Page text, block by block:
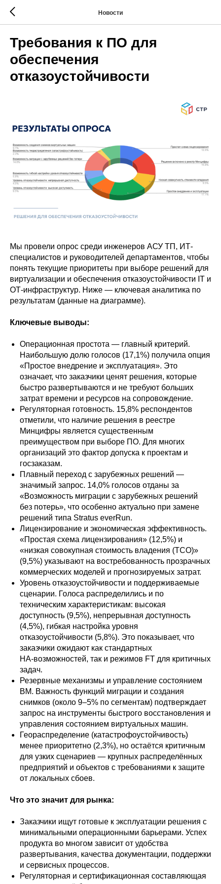
Новости
Требования к ПО для
обеспечения
отказоустойчивости
Мы провели опрос среди инженеров АСУ ТП, ИТ-
специалистов и руководителей департаментов, чтобы
понять текущие приоритеты при выборе решений для
виртуализации и обеспечения отказоустойчивости IT и
ОТ‑инфраструктур. Ниже — ключевая аналитика по
результатам (данные на диаграмме).
Ключевые выводы:
Операционная простота — главный критерий.
Наибольшую долю голосов (17,1%) получила опция
«Простое внедрение и эксплуатация». Это
означает, что заказчики ценят решения, которые
быстро развертываются и не требуют больших
затрат времени и ресурсов на сопровождение.
Регуляторная готовность. 15,8% респондентов
отметили, что наличие решения в реестре
Минцифры является существенным
преимуществом при выборе ПО. Для многих
организаций это фактор допуска к проектам и
госзаказам.
Плавный переход с зарубежных решений —
значимый запрос. 14,0% голосов отданы за
«Возможность миграции с зарубежных решений
без потерь», что особенно актуально при замене
решений типа Stratus everRun.
Лицензирование и экономическая эффективность.
«Простая схема лицензирования» (12,5%) и
«низкая совокупная стоимость владения (TCO)»
(9,5%) указывают на востребованность прозрачных
коммерческих моделей и прогнозируемых затрат.
Уровень отказоустойчивости и поддерживаемые
сценарии. Голоса распределились и по
техническим характеристикам: высокая
доступность (9,5%), непрерывная доступность
(4,5%), гибкая настройка уровня
отказоустойчивости (5,8%). Это показывает, что
заказчики ожидают как стандартных
HA‑возможностей, так и режимов FT для критичных
задач.
Резервные механизмы и управление состоянием
ВМ. Важность функций миграции и создания
снимков (около 9–5% по сегментам) подтверждает
запрос на инструменты быстрого восстановления и
управления состоянием виртуальных машин.
Геораспределение (катастрофоустойчивость)
менее приоритетно (2,3%), но остаётся критичным
для узких сценариев — крупных распределённых
предприятий и объектов с требованиями к защите
от локальных сбоев.
Что это значит для рынка:
Заказчики ищут готовые к эксплуатации решения с
минимальными операционными барьерами. Успех
продукта во многом зависит от удобства
развертывания, качества документации, поддержки
и сервисных процессов.
Регуляторная и сертификационная составляющая